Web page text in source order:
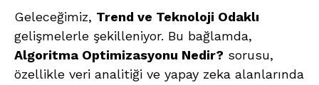
Geleceğimiz, Trend ve Teknoloji Odaklı
gelişmelerle şekilleniyor. Bu bağlamda,
Algoritma Optimizasyonu Nedir? sorusu,
özellikle veri analitiği ve yapay zeka alanlarında